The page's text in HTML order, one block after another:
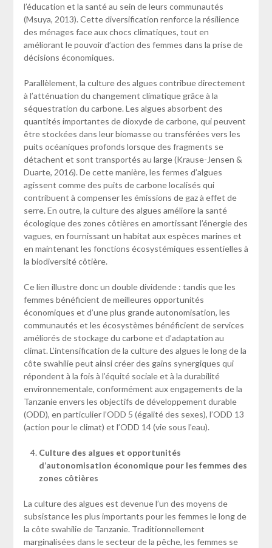
l’éducation et la santé au sein de leurs communautés
(Msuya, 2013). Cette diversification renforce la résilience
des ménages face aux chocs climatiques, tout en
améliorant le pouvoir d’action des femmes dans la prise de
décisions économiques.
Parallèlement, la culture des algues contribue directement
à l’atténuation du changement climatique grâce à la
séquestration du carbone. Les algues absorbent des
quantités importantes de dioxyde de carbone, qui peuvent
être stockées dans leur biomasse ou transférées vers les
puits océaniques profonds lorsque des fragments se
détachent et sont transportés au large (Krause-Jensen &
Duarte, 2016). De cette manière, les fermes d’algues
agissent comme des puits de carbone localisés qui
contribuent à compenser les émissions de gaz à effet de
serre. En outre, la culture des algues améliore la santé
écologique des zones côtières en amortissant l’énergie des
vagues, en fournissant un habitat aux espèces marines et
en maintenant les fonctions écosystémiques essentielles à
la biodiversité côtière.
Ce lien illustre donc un double dividende : tandis que les
femmes bénéficient de meilleures opportunités
économiques et d’une plus grande autonomisation, les
communautés et les écosystèmes bénéficient de services
améliorés de stockage du carbone et d’adaptation au
climat. L’intensification de la culture des algues le long de la
côte swahilie peut ainsi créer des gains synergiques qui
répondent à la fois à l’équité sociale et à la durabilité
environnementale, conformément aux engagements de la
Tanzanie envers les objectifs de développement durable
(ODD), en particulier l’ODD 5 (égalité des sexes), l’ODD 13
(action pour le climat) et l’ODD 14 (vie sous l’eau).
Culture des algues et opportunités
d’autonomisation économique pour les femmes des
zones côtières
La culture des algues est devenue l’un des moyens de
subsistance les plus importants pour les femmes le long de
la côte swahilie de Tanzanie. Traditionnellement
marginalisées dans le secteur de la pêche, les femmes se